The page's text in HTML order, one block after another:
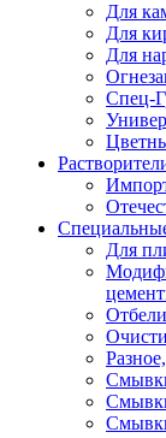
Для
Для
Для
Спец-
Для
Разное,